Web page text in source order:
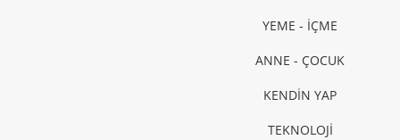
YEME - İÇME
ANNE - ÇOCUK
KENDİN YAP
TEKNOLOJİ